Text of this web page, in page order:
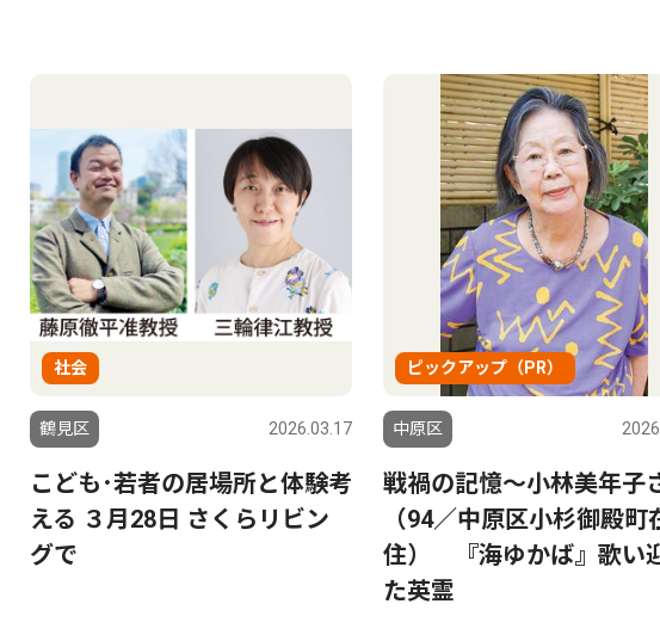
社会
鶴見区 2026.03.17
こども･若者の居場所と体験考
える ３月28日 さくらリビン
グで
ピックアップ（PR）
中原区
戦禍の記憶〜小林美年子
（94／中原区小杉御殿町
住） 『海ゆかば』歌い
た英霊